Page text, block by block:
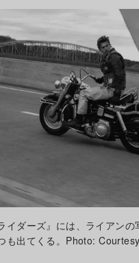
イダーズ』には、ライアンの
も出てくる。Photo: